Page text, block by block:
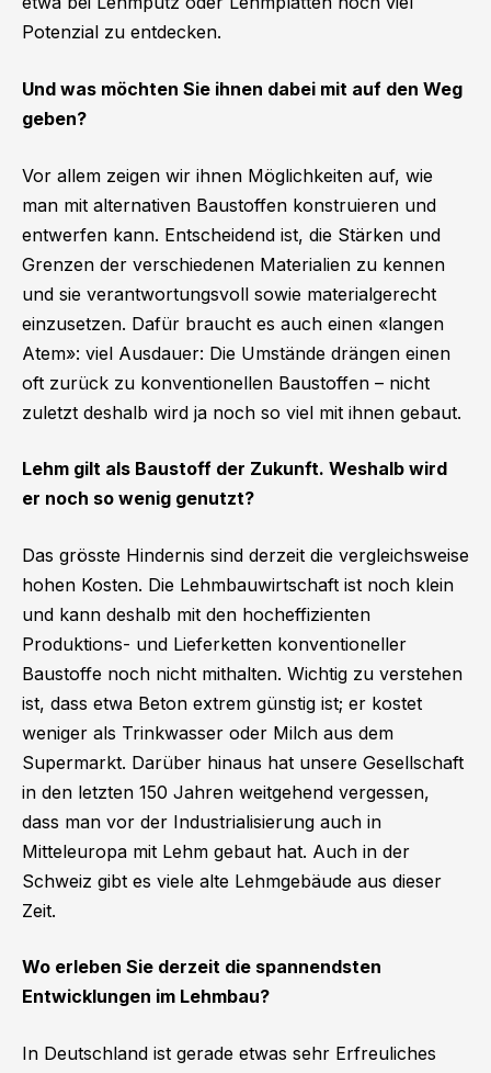
Potenzial zu entdecken.
Und was möchten Sie ihnen dabei mit auf den Weg
geben?
Vor allem zeigen wir ihnen Möglichkeiten auf, wie
man mit alternativen Baustoffen konstruieren und
entwerfen kann. Entscheidend ist, die Stärken und
Grenzen der verschiedenen Materialien zu kennen
und sie verantwortungsvoll sowie materialgerecht
einzusetzen. Dafür braucht es auch einen «langen
Atem»: viel Ausdauer: Die Umstände drängen einen
oft zurück zu konventionellen Baustoffen – nicht
zuletzt deshalb wird ja noch so viel mit ihnen gebaut.
Lehm gilt als Baustoff der Zukunft. Weshalb wird
er noch so wenig genutzt?
Das grösste Hindernis sind derzeit die vergleichsweise
hohen Kosten. Die Lehmbauwirtschaft ist noch klein
und kann deshalb mit den hocheffizienten
Produktions- und Lieferketten konventioneller
Baustoffe noch nicht mithalten. Wichtig zu verstehen
ist, dass etwa Beton extrem günstig ist; er kostet
weniger als Trinkwasser oder Milch aus dem
Supermarkt. Darüber hinaus hat unsere Gesellschaft
in den letzten 150 Jahren weitgehend vergessen,
dass man vor der Industrialisierung auch in
Mitteleuropa mit Lehm gebaut hat. Auch in der
Schweiz gibt es viele alte Lehmgebäude aus dieser
Zeit.
Wo erleben Sie derzeit die spannendsten
Entwicklungen im Lehmbau?
In Deutschland ist gerade etwas sehr Erfreuliches